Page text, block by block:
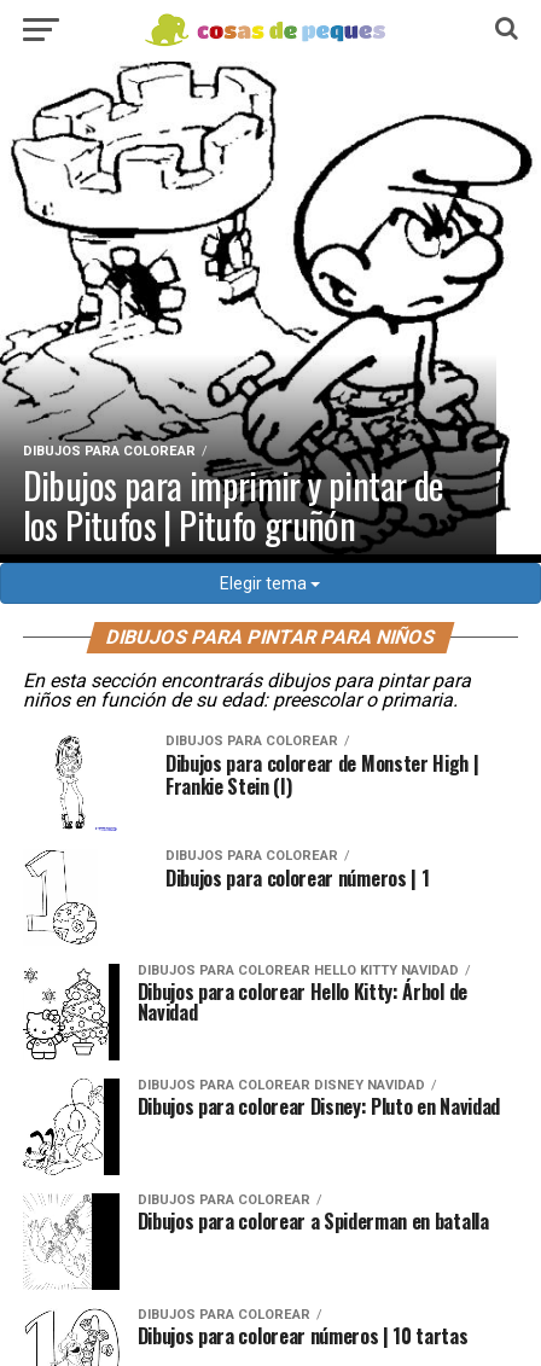
DIBUJOS PARA COLOREAR
Dibujos para imprimir y pintar de
los Pitufos | Pitufo gruñón
Elegir tema
DIBUJOS PARA PINTAR PARA NIÑOS
En esta sección encontrarás dibujos para pintar para
niños en función de su edad: preescolar o primaria.
DIBUJOS PARA COLOREAR
Dibujos para colorear de Monster High |
Frankie Stein (I)
DIBUJOS PARA COLOREAR
Dibujos para colorear números | 1
DIBUJOS PARA COLOREAR HELLO KITTY NAVIDAD
Dibujos para colorear Hello Kitty: Árbol de
Navidad
DIBUJOS PARA COLOREAR DISNEY NAVIDAD
Dibujos para colorear Disney: Pluto en Navidad
DIBUJOS PARA COLOREAR
Dibujos para colorear a Spiderman en batalla
DIBUJOS PARA COLOREAR
Dibujos para colorear números | 10 tartas